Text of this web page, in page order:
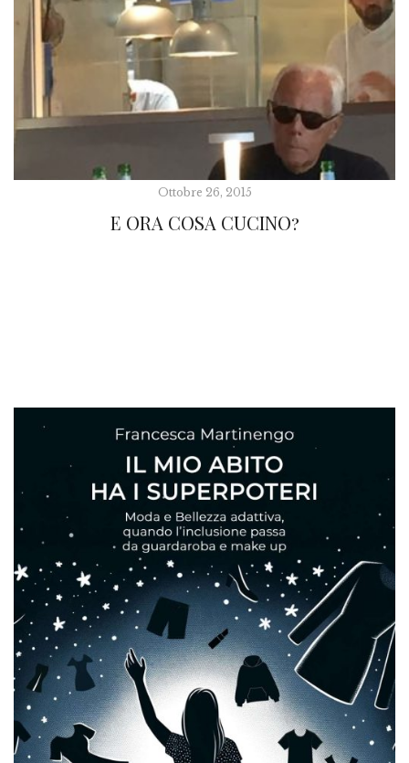
Ottobre 26, 2015
E ORA COSA CUCINO?